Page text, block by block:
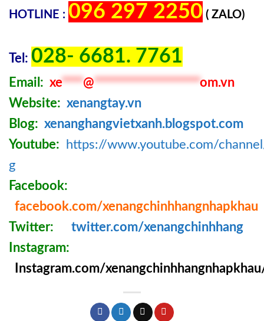
HOTLINE : 096 297 2250 ( ZALO)
Tel: 028- 6681. 7761
Email: xe****@********************om.vn
Website: xenangtay.vn
Blog: xenanghangvietxanh.blogspot.com
Youtube:
https://www.youtube.com/
g
Facebook:
facebook.com/xenangchinhhangnhapkhau
Twitter:
twitter.com/xenangchinhhang
Instagram:
Instagram.com/